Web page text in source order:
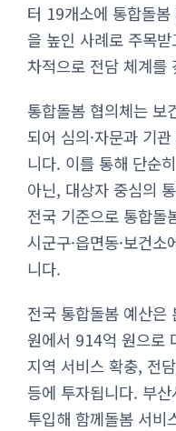
터 19개소에 통합돌
을 높인 사례로 주목
차적으로 전담 체계를
통합돌봄 협의체는 보
되어 심의·자문과 기
니다. 이를 통해 단순
아닌, 대상자 중심의
전국 기준으로 통합
시군구·읍면동·보건
니다.
전국 통합돌봄 예산은
원에서 914억 원으로
지역 서비스 확충, 전
등에 투자됩니다. 부
투입해 함께돌봄 서비